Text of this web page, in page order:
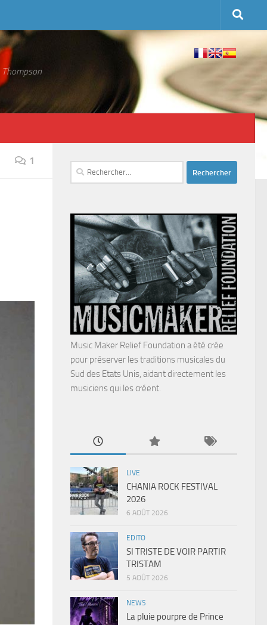
1
Rechercher :
Music Maker Relief Foundation a été crée
pour préserver les traditions musicales du
Sud des Etats Unis, aidant directement les
musiciens qui les créent.
LIVE
CHANIA ROCK FESTIVAL
2026
6 AOÛT 2026
EDITO
SI TRISTE DE VOIR PARTIR
TRISTAM
5 AOÛT 2026
NEWS
La pluie pourpre de Prince